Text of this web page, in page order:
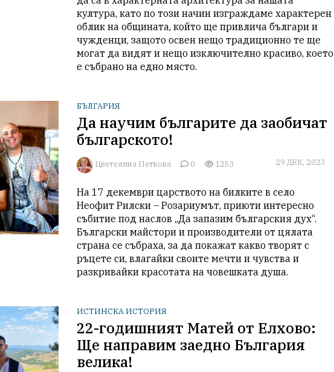
култура, като по този начин изграждаме характерен
облик на общината, който ще привлича българи и
чужденци, защото освен нещо традиционно те ще
могат да видят и нещо изключително красиво, което
е събрано на едно място.
БЪЛГАРИЯ
Да научим българите да заобичат
българското!
Цветелина Петкова 0 1253 29 ДЕК, 2023
На 17 декември царството на билките в село
Неофит Рилски – Розариумът, приюти интересно
събитие под наслов „Да запазим българския дух“.
Български майстори и производители от цялата
страна се събраха, за да покажат какво творят с
ръцете си, влагайки своите мечти и чувства и
разкривайки красотата на човешката душа.
ИСТИНСКА ИСТОРИЯ
22-годишният Матей от Елхово:
Ще направим заедно България
велика!